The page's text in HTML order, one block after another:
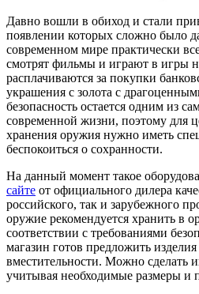
Давно вошли в обиход и стали
появлении которых сложно было
современном мире практически
смотрят фильмы и играют в игры
расплачиваются за покупки
украшения с золота с
безопасность остается одним из
современной жизни, поэтому для
хранения оружия нужно иметь
беспокоиться о сохранности.
На данный момент такое
сайте от официального дилера
российского, так и зарубежного
оружие рекомендуется хранить в
соответствии с требованиями
магазин готов предложить
вместительности. Можно сделать
учитывая необходимые размеры и